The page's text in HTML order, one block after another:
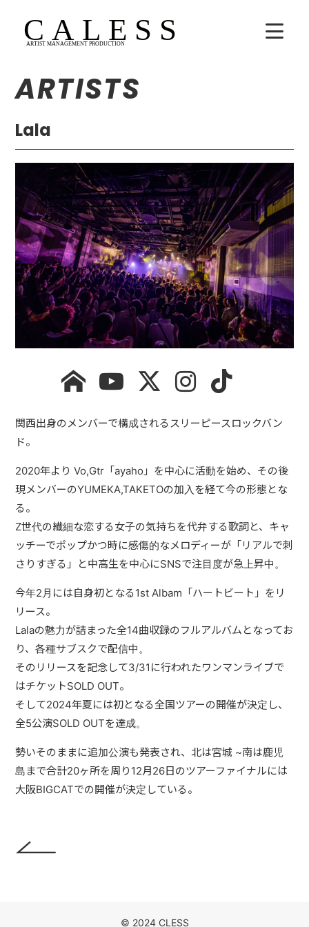
HOME
ARTISTS
SCHEDULE
吉田広大
Lala
WhoAreYou?
DISCOGRAPHY
MOVIE
NEWS
ARTISTS
Lala
関西出身のメンバーで構成されるスリーピースロックバン
ド。
2020年より Vo,Gtr「ayaho」を中心に活動を始め、その後
現メンバーのYUMEKA,TAKETOの加入を経て今の形態とな
る。
Z世代の繊細な恋する女子の気持ちを代弁する歌詞と、キャ
ッチーでポップかつ時に感傷的なメロディーが「リアルで刺
さりすぎる」と中高生を中心にSNSで注目度が急上昇中。
今年2月には自身初となる1st Albam「ハートビート」をリ
リース。
Lalaの魅力が詰まった全14曲収録のフルアルバムとなってお
り、各種サブスクで配信中。
そのリリースを記念して3/31に行われたワンマンライブで
はチケットSOLD OUT。
そして2024年夏には初となる全国ツアーの開催が決定し、
全5公演SOLD OUTを達成。
勢いそのままに追加公演も発表され、北は宮城 ~南は鹿児
島まで合計20ヶ所を周り12月26日のツアーファイナルには
大阪BIGCATでの開催が決定している。
© 2024 CLESS